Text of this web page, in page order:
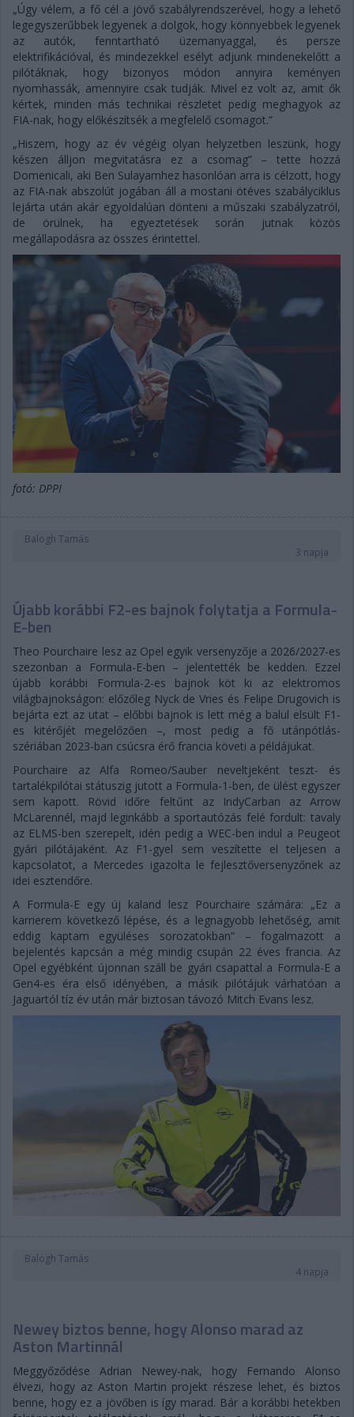
„Úgy vélem, a fő cél a jövő szabályrendszerével, hogy a lehető
legegyszerűbbek legyenek a dolgok, hogy könnyebbek legyenek
az autók, fenntartható üzemanyaggal, és persze
elektrifikációval, és mindezekkel esélyt adjunk mindenekelőtt a
pilótáknak, hogy bizonyos módon annyira keményen
nyomhassák, amennyire csak tudják. Mivel ez volt az, amit ők
kértek, minden más technikai részletet pedig meghagyok az
FIA-nak, hogy előkészítsék a megfelelő csomagot.”
„Hiszem, hogy az év végéig olyan helyzetben leszünk, hogy
készen álljon megvitatásra ez a csomag” – tette hozzá
Domenicali, aki Ben Sulayamhez hasonlóan arra is célzott, hogy
az FIA-nak abszolút jogában áll a mostani ötéves szabályciklus
lejárta után akár egyoldalúan dönteni a műszaki szabályzatról,
de örülnek, ha egyeztetések során jutnak közös
megállapodásra az összes érintettel.
fotó: DPPI
Balogh Tamás
3 napja
Újabb korábbi F2-es bajnok folytatja a Formula-
E-ben
Theo Pourchaire lesz az Opel egyik versenyzője a 2026/2027-es
szezonban a Formula-E-ben – jelentették be kedden. Ezzel
újabb korábbi Formula-2-es bajnok köt ki az elektromos
világbajnokságon: előzőleg Nyck de Vries és Felipe Drugovich is
bejárta ezt az utat – előbbi bajnok is lett még a balul elsült F1-
es kitérőjét megelőzően –, most pedig a fő utánpótlás-
szériában 2023-ban csúcsra érő francia követi a példájukat.
Pourchaire az Alfa Romeo/Sauber neveltjeként teszt- és
tartalékpilótai státuszig jutott a Formula-1-ben, de ülést egyszer
sem kapott. Rövid időre feltűnt az IndyCarban az Arrow
McLarennél, majd leginkább a sportautózás felé fordult: tavaly
az ELMS-ben szerepelt, idén pedig a WEC-ben indul a Peugeot
gyári pilótájaként. Az F1-gyel sem veszítette el teljesen a
kapcsolatot, a Mercedes igazolta le fejlesztőversenyzőnek az
idei esztendőre.
A Formula-E egy új kaland lesz Pourchaire számára: „Ez a
karrierem következő lépése, és a legnagyobb lehetőség, amit
eddig kaptam együléses sorozatokban” – fogalmazott a
bejelentés kapcsán a még mindig csupán 22 éves francia. Az
Opel egyébként újonnan száll be gyári csapattal a Formula-E a
Gen4-es éra első idényében, a másik pilótájuk várhatóan a
Jaguartól tíz év után már biztosan távozó Mitch Evans lesz.
Balogh Tamás
4 napja
Newey biztos benne, hogy Alonso marad az
Aston Martinnál
Meggyőződése Adrian Newey-nak, hogy Fernando Alonso
élvezi, hogy az Aston Martin projekt részese lehet, és biztos
benne, hogy ez a jövőben is így marad. Bár a korábbi hetekben